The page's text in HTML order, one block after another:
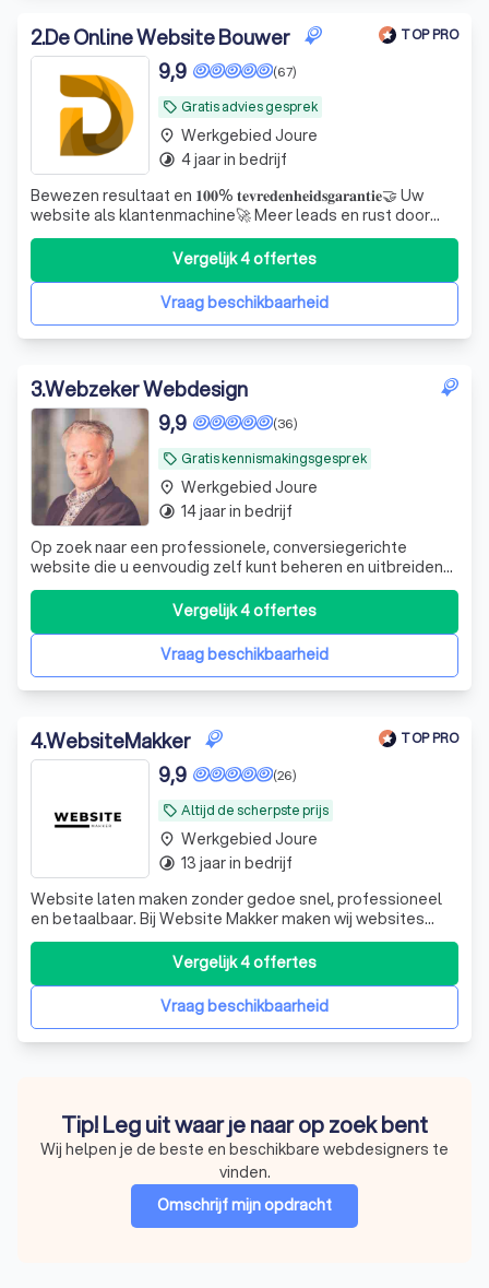
2.De Online Website Bouwer TOP PRO
local_offer Gratis advies gesprek
(67)
9,9
Bewezen resultaat en 𝟏𝟎𝟎% 𝐭𝐞𝐯𝐫𝐞𝐝𝐞𝐧𝐡𝐞𝐢𝐝𝐬𝐠𝐚𝐫𝐚𝐧𝐭𝐢𝐞🤝 Uw
website als klantenmachine🚀 Meer leads en rust door
een website die écht werkt. 𝐆𝐫𝐚𝐭𝐢𝐬 𝐚𝐝𝐯𝐢𝐞𝐬𝐠𝐞𝐬𝐩𝐫𝐞𝐤!
Vraag beschikbaarheid
Vergelijk 4 offertes
place Werkgebied Joure
timelapse 4 jaar in bedrijf
3.Webzeker Webdesign
local_offer Gratis kennismakingsgesprek
(36)
9,9
Op zoek naar een professionele, conversiegerichte
website die u eenvoudig zelf kunt beheren en uitbreiden?
Neem contact met ons op voor en vrijblijvend intake
gesprek en laat u verrassen!
Vraag beschikbaarheid
Vergelijk 4 offertes
place Werkgebied Joure
timelapse 14 jaar in bedrijf
4.WebsiteMakker TOP PRO
local_offer Altijd de scherpste prijs
(26)
9,9
Website laten maken zonder gedoe snel, professioneel
en betaalbaar. Bij Website Makker maken wij websites
voor ondernemers, vakmensen en zzp’ers die gewoon een
goede website willen zonder gedoe of vage beloftes. ✅
Binnen 5 tot 7 werkdagen online ✅ Volledig
mobielvriendelijk & gebruiksvriendelijk ✅
Vraag beschikbaarheid
Vergelijk 4 offertes
place Werkgebied Joure
timelapse 13 jaar in bedrijf
Tip! Leg uit waar je naar op zoek bent
Wij helpen je de beste en beschikbare webdesigners te
vinden.
Omschrijf mijn opdracht